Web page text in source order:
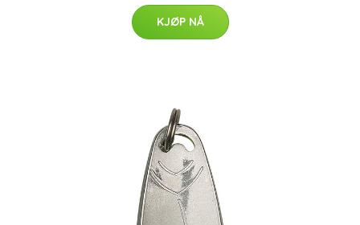
KJØP NÅ